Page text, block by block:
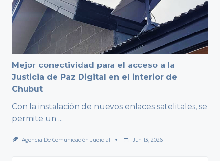
Mejor conectividad para el acceso a la
Justicia de Paz Digital en el interior de
Chubut
Con la instalación de nuevos enlaces satelitales, se
permite un ...
Agencia De Comunicación Judicial Jun 13, 2026